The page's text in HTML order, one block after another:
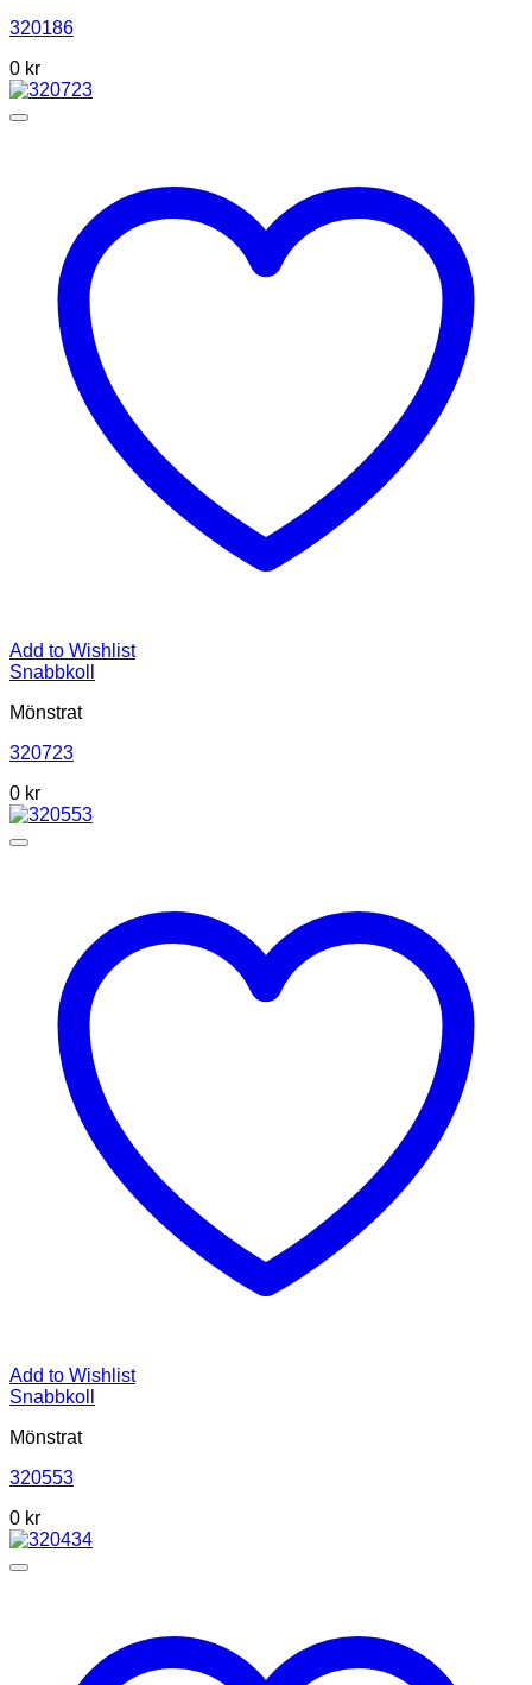
320186
0 kr
Add to Wishlist
Snabbkoll
Mönstrat
320723
0 kr
Add to Wishlist
Snabbkoll
Mönstrat
320553
0 kr